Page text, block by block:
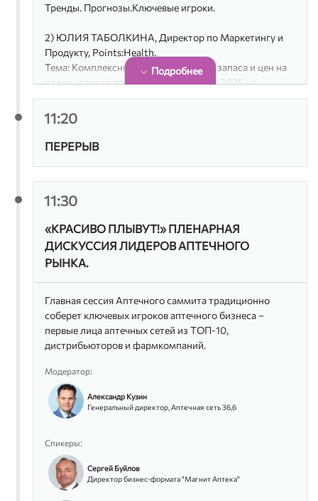
Подробнее
Тренды. Прогнозы.Ключевые игроки.
2) ЮЛИЯ ТАБОЛКИНА, Директор по Маркетингу и
Продукту, Points:Health.
Тема: Комплексный обзор товарного запаса и цен на
полке игроков аптечного рынка 2024-2025 на
основании данных Stock Index
3) КОНСТАНТИН ИСАНИН, индустриальный лидер
категории Фарма, Яндекс Реклама
Спикеры:
Индустриальный лидер категорий Фарма и Медицина,
Яндекс Реклама
Юлия Таболкина
Руководитель проектов (Лекарственные препараты),
Центр Развития Перспективных Технологий ЦРПТ
11:20
ПЕРЕРЫВ
11:30
«КРАСИВО ПЛЫВУТ!» ПЛЕНАРНАЯ
ДИСКУССИЯ ЛИДЕРОВ АПТЕЧНОГО
РЫНКА.
Главная сессия Аптечного саммита традиционно
соберет ключевых игроков аптечного бизнеса –
первые лица аптечных сетей из ТОП-10,
дистрибьюторов и фармкомпаний.
Модератор:
Александр Кузин
Генеральный директор, Аптечная сеть 36,6
Спикеры:
Сергей Буйлов
Директор бизнес-формата "Магнит Аптека"